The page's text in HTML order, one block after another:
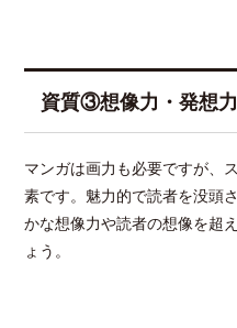
資質③想像力・発想力
マンガは画力も必要ですが、
素です。魅力的で読者を没頭
かな想像力や読者の想像を超
ょう。